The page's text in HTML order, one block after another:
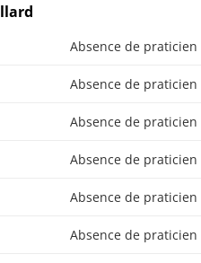
Absence de praticien
Absence de praticien
Absence de praticien
Absence de praticien
Absence de praticien
Absence de praticien